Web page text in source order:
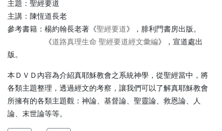
主題：聖經要道
主講：陳恆道長老
參考書籍：楊約翰長老著《聖經要道》，腓利門書房出版。
《道路真理生命 聖經要道經文彙編》，宣道處出
版。
本ＤＶＤ內容為介紹真耶穌教會之系統神學，從聖經當中，將
各類主題整理，透過經文的考察，讓我們可以了解真耶穌教會
所擁有的各類主題觀：神論、基督論、聖靈論、救恩論、人
論、末世論等等。